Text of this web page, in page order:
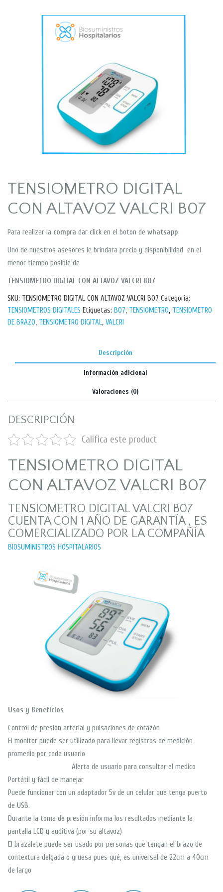
TENSIOMETRO DIGITAL
CON ALTAVOZ VALCRI B07
Para realizar la compra dar click en el boton de whatsapp
Uno de nuestros asesores le brindara precio y disponibilidad en el
menor tiempo posible de
TENSIOMETRO DIGITAL CON ALTAVOZ VALCRI B07
SKU: TENSIOMETRO DIGITAL CON ALTAVOZ VALCRI B07 Categoría:
TENSIOMETROS DIGITALES Etiquetas: B07, TENSIOMETRO, TENSIOMETRO
DE BRAZO, TENSIOMETRO DIGITAL, VALCRI
Descripción
Información adicional
Valoraciones (0)
DESCRIPCIÓN
Califica este product
TENSIOMETRO DIGITAL
CON ALTAVOZ VALCRI B07
TENSIOMETRO DIGITAL VALCRI B07
CUENTA CON 1 AÑO DE GARANTÍA , ES
COMERCIALIZADO POR LA COMPAÑÍA
BIOSUMINISTROS HOSPITALARIOS
Usos y Beneficios
Control de presión arterial y pulsaciones de corazón
El monitor puede ser utilizado para llevar registros de medición
promedio por cada usuario
Alerta de usuario para consultar el medico
Portátil y fácil de manejar
Puede funcionar con un adaptador 5v de un celular que tenga puerto
de USB.
Durante la toma de presión informa los resultados mediante la
pantalla LCD y auditiva (por su altavoz)
El brazalete puede ser usado por personas que tengan el brazo de
contextura delgada o gruesa pues qué, es universal de 22cm a 40cm
de largo